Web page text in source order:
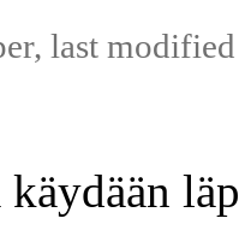
, last
käydään